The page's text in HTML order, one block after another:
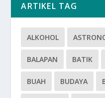
ARTIKEL TAG
ALKOHOL
BALAPAN BATIK
BUAH BUDAYA